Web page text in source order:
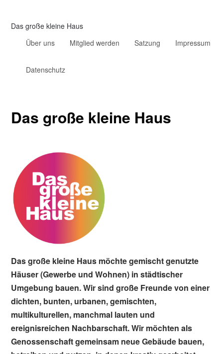
Das große kleine Haus
Über uns
Mitglied werden Satzung Impressum
Datenschutz
Das große kleine Haus
Das große kleine Haus möchte gemischt genutzte
Häuser (Gewerbe und Wohnen) in städtischer
Umgebung bauen. Wir sind große Freunde von einer
dichten, bunten, urbanen, gemischten,
multikulturellen, manchmal lauten und
ereignisreichen Nachbarschaft. Wir möchten als
Genossenschaft gemeinsam neue Gebäude bauen,